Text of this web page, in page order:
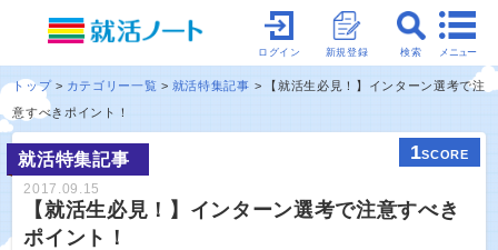
メニュー
検索
新規登録
ログイン
トップ カテゴリー一覧 就活特集記事
【就活生必見！】インターン選考で注
意すべきポイント！
就活特集記事 1SCORE
2017.09.15
【就活生必見！】インターン選考で注意すべき
ポイント！